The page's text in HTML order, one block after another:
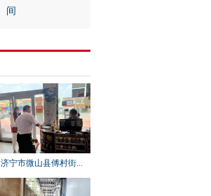
间
济宁市微山县傅村街...